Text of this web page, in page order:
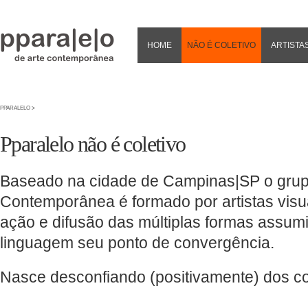
HOME NÃO É COLETIVO
PPARALELO >
Pparalelo não é coletivo
Baseado na cidade de Campinas|SP o
Contemporânea é formado por artistas
ação e difusão das múltiplas formas
linguagem seu ponto de convergência.
Nasce desconfiando (positivamente) dos